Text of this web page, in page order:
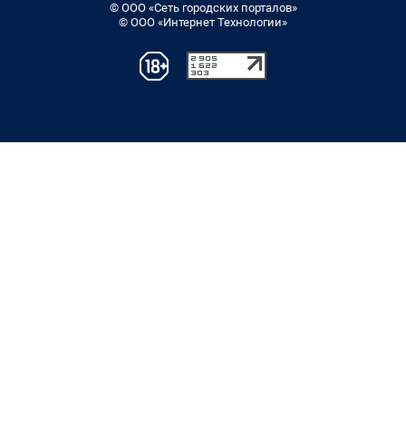
© ООО «Сеть городских порталов»
© ООО «Интернет Технологии»